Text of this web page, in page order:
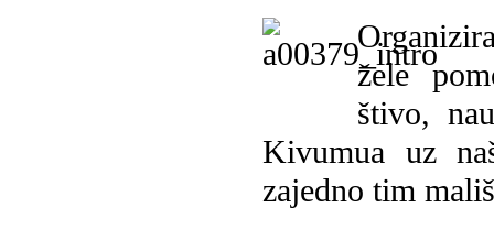
žele
štivo,
Kivumua uz
zajedno tim